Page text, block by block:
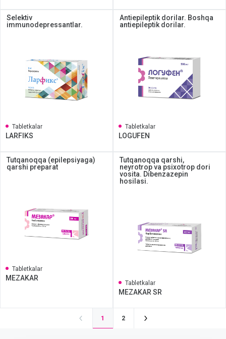
Selektiv
immunodepressantlar.
Tabletkalar
LARFIKS
Antiepileptik dorilar. Boshqa
antiepileptik dorilar.
Tabletkalar
LOGUFEN
Tutqanoqqa (epilepsiyaga)
qarshi preparat
Tabletkalar
MEZAKAR
Tutqanoqqa qarshi,
neyrotrop va psixotrop dori
vosita. Dibenzazepin
hosilasi.
Tabletkalar
MEZAKAR SR
1 2